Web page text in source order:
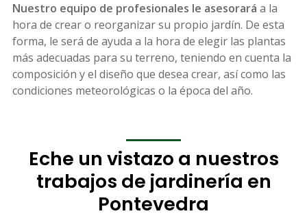
Nuestro equipo de profesionales le asesorará a la
hora de crear o reorganizar su propio jardín. De esta
forma, le será de ayuda a la hora de elegir las plantas
más adecuadas para su terreno, teniendo en cuenta la
composición y el diseño que desea crear, así como las
condiciones meteorológicas o la época del año.
Eche un vistazo a nuestros
trabajos de jardinería en
Pontevedra